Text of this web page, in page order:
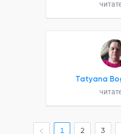
Tatyana
1 2 3